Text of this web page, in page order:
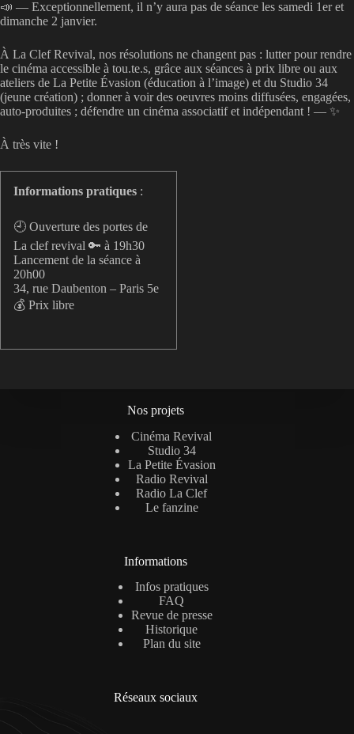
📣 — Exceptionnellement, il n’y aura pas de séance les samedi 1er et
dimanche 2 janvier.
À La Clef Revival, nos résolutions ne changent pas : lutter pour rendre
le cinéma accessible à tou.te.s, grâce aux séances à prix libre ou aux
ateliers de La Petite Évasion (éducation à l’image) et du Studio 34
(jeune création) ; donner à voir des oeuvres moins diffusées, engagées,
auto-produites ; défendre un cinéma associatif et indépendant ! — ✨
À très vite !
Informations pratiques :
🕘 Ouverture des portes de
La clef revival 🔑 à 19h30
Lancement de la séance à
20h00
34, rue Daubenton – Paris 5e
💰 Prix libre
Nos projets
Cinéma Revival
Studio 34
La Petite Évasion
Radio Revival
Radio La Clef
Le fanzine
Informations
Infos pratiques
FAQ
Revue de presse
Historique
Plan du site
Réseaux sociaux